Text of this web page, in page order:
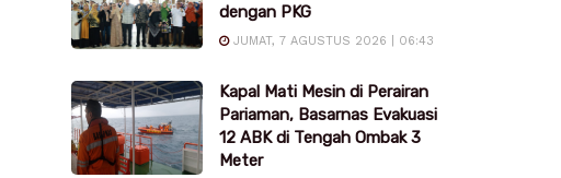
dengan PKG
JUMAT, 7 AGUSTUS 2026 | 06:43
Kapal Mati Mesin di Perairan
Pariaman, Basarnas Evakuasi
12 ABK di Tengah Ombak 3
Meter